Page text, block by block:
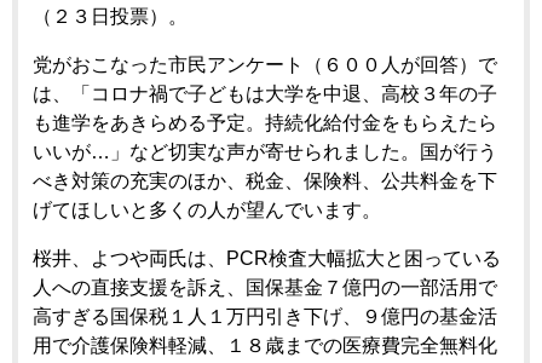
（２３日投票）。
党がおこなった市民アンケート（６００人が回答）で
は、「コロナ禍で子どもは大学を中退、高校３年の子
も進学をあきらめる予定。持続化給付金をもらえたら
いいが…」など切実な声が寄せられました。国が行う
べき対策の充実のほか、税金、保険料、公共料金を下
げてほしいと多くの人が望んでいます。
桜井、よつや両氏は、PCR検査大幅拡大と困っている
人への直接支援を訴え、国保基金７億円の一部活用で
高すぎる国保税１人１万円引き下げ、９億円の基金活
用で介護保険料軽減、１８歳までの医療費完全無料化